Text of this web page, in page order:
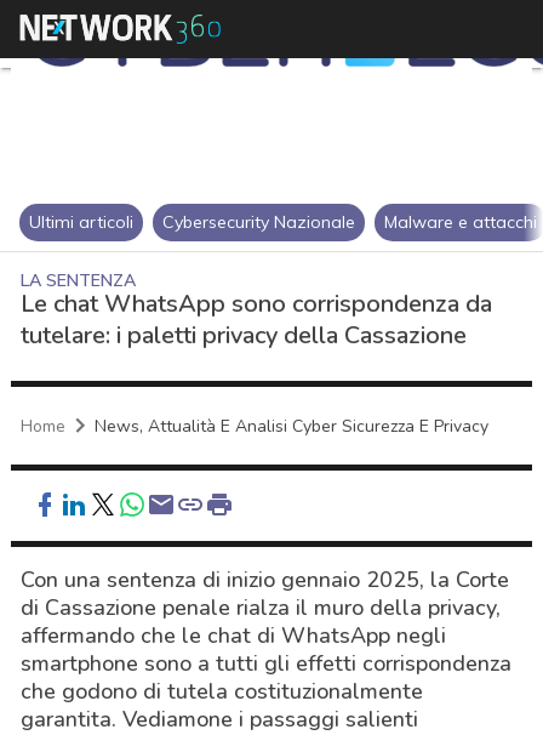
Ultimi articoli Cybersecurity Nazionale Malware e attacchi
LA SENTENZA
Le chat WhatsApp sono corrispondenza da
tutelare: i paletti privacy della Cassazione
Home News, Attualità E Analisi Cyber Sicurezza E Privacy
Con una sentenza di inizio gennaio 2025, la Corte
di Cassazione penale rialza il muro della privacy,
affermando che le chat di WhatsApp negli
smartphone sono a tutti gli effetti corrispondenza
che godono di tutela costituzionalmente
garantita. Vediamone i passaggi salienti